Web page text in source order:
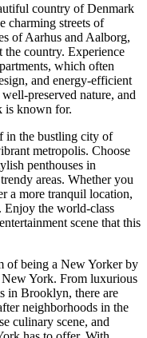
country of Denmark
charming streets of
of Aarhus and Aalborg,
the country. Experience
which often
and energy-efficient
preserved nature, and
is known for.
in the bustling city of
metropolis. Choose
penthouses in
areas. Whether you
a more tranquil location,
the world-class
scene that this
of being a New Yorker by
York. From luxurious
in Brooklyn, there are
neighborhoods in the
culinary scene, and